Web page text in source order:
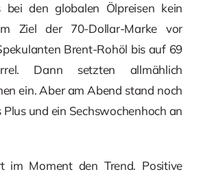
bei den globalen Ölpreisen kein
Ziel der 70-Dollar-Marke vor
Brent-Rohöl bis auf 69
Dann setzten allmählich
ein. Aber am Abend stand noch
Plus und ein Sechswochenhoch an
im Moment den Trend. Positive